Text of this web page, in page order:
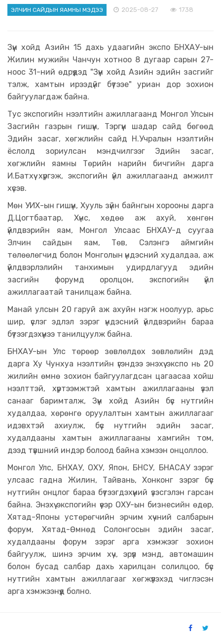
ЭЛЧИН САЙДЫН ЯАМНЫ МЭДЭЭ 2025-08-27 1738
Зүүн хойд Азийн 15 дахь удаагийн экспо БНХАУ-ын
Жилин мужийн Чанчун хотноо 8 дугаар сарын 27-
ноос 31-ний өдрүүдэд "Зүүн хойд Азийн эдийн засгийг
тэлж, хамтын ирээдүйг бүтээе" уриан дор зохион
байгуулагдаж байна.
Тус экспогийн нээлтийн ажиллагаанд Монгол Улсын
Засгийн газрын гишүүн, Тэргүүн шадар сайд бөгөөд
Эдийн засаг, хөгжлийн сайд Н.Учралын нээлтийн
ёслолд зориулсан мэндчилгээг Эдийн засаг,
хөгжлийн яамны Төрийн нарийн бичгийн дарга
И.Батхүү хүргэж, экспогийн үйл ажиллагаанд амжилт
хүсэв.
Мөн УИХ-ын гишүүн, Хууль зүйн байнгын хорооны дарга
Д.Цогтбаатар, Хүнс, хөдөө аж ахуй, хөнгөн
үйлдвэрийн яам, Монгол Улсаас БНХАУ-д суугаа
Элчин сайдын яам, Төв, Сэлэнгэ аймгийн
төлөөлөгчид болон Монголын үндэсний худалдаа, аж
үйлдвэрлэлийн танхимын удирдлагууд эдийн
засгийн форумд оролцон, экспогийн үйл
ажиллагаатай танилцаж байна.
Манай улсын 20 гаруй аж ахуйн нэгж ноолуур, арьс
шир, үслэг эдлэл зэрэг үндэсний үйлдвэрийн бараа
бүтээгдэхүүнээ танилцуулж байна.
БНХАУ-ын Улс төрөөр зөвлөлдөх зөвлөлийн дэд
дарга Ху Чунхуа нээлтийн үгэндээ энэхүү экспо нь 20
жилийн өмнө зохион байгуулагдсан цагаасаа хойш
нээлттэй, хүртээмжтэй хамтын ажиллагааны үзэл
санааг баримталж, Зүүн хойд Азийн бүс нутгийн
худалдаа, хөрөнгө оруулалтын хамтын ажиллагааг
идэвхтэй ахиулж, бүс нутгийн эдийн засаг,
худалдааны хамтын ажиллагааны хамгийн том,
дээд түвшний индэр болоод байна хэмээн онцоллоо.
Монгол Улс, БНХАУ, ОХУ, Япон, БНСУ, БНАСАУ зэрэг
улсаас гадна Жилин, Тайвань, Хонконг зэрэг бүс
нутгийн онцлог бараа бүтээгдэхүүний үзэсгэлэн гарсан
байна. Энэхүү экспогийн үеэр ОХУ-ын бизнесийн өдөр,
Хятад-Японы устөрөгчийн эрчим хүчний салбарын
форум, Хятад-Өмнөд Солонгосын эдийн засаг,
худалдааны форум зэрэг арга хэмжээг зохион
байгуулж, шинэ эрчим хүч, эрүүл мэнд, автомашин
болон бусад салбар дахь харилцан солилцоо, бүс
нутгийн хамтын ажиллагааг хөгжүүлэхэд чиглэсэн
арга хэмжээнүүд болно.